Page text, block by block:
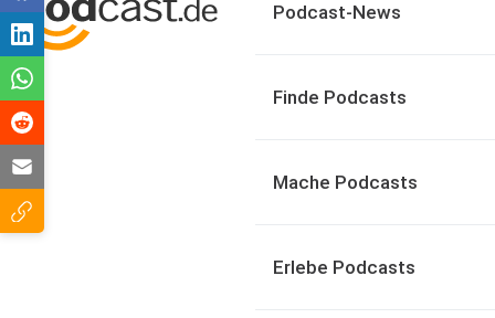
Podcast-News
Finde Podcasts
Mache Podcasts
Erlebe Podcasts